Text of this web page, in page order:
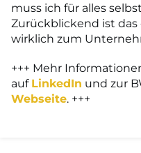
muss ich für alles
Zurückblickend ist
wirklich zum
+++ Mehr
auf LinkedIn und zur
Webseite. +++